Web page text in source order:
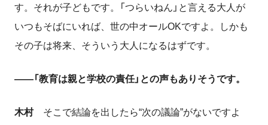
す。それが子どもです。「つらいねん」と言える大人が
いつもそばにいれば、世の中オールOKですよ。しかも
その子は将来、そういう大人になるはずです。
――「教育は親と学校の責任」との声もありそうです。
木村そこで結論を出したら“次の議論”がないですよ